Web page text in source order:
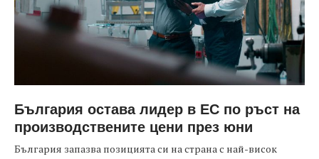
България остава лидер в ЕС по ръст на
производствените цени през юни
България запазва позицията си на страна с най-висок